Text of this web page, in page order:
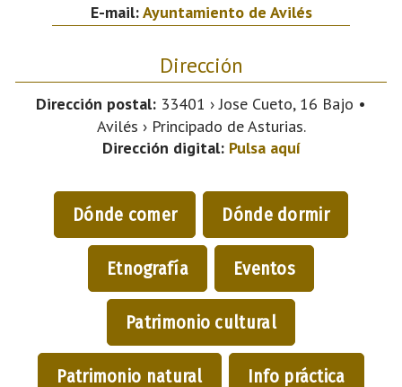
E-mail:Ayuntamiento de Avilés
Dirección
Dirección postal: 33401 › Jose Cueto, 16 Bajo •
Avilés › Principado de Asturias.
Dirección digital: Pulsa aquí
Dónde comer Dónde dormir
Etnografía Eventos
Patrimonio cultural
Patrimonio natural Info práctica